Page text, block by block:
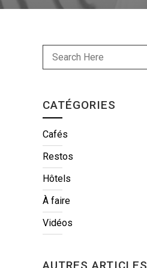
CATÉGORIES
Cafés
Restos
Hôtels
À faire
Vidéos